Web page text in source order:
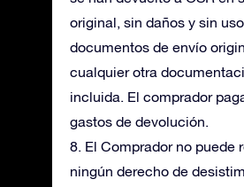
original, sin daños y sin
documentos de envío
cualquier otra
incluida. El comprador
gastos de devolución.
8. El Comprador no puede
ningún derecho de